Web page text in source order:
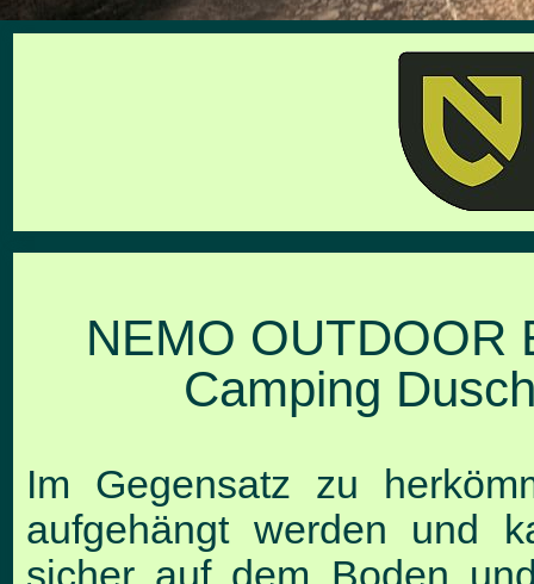
NEMO
Camping
Im Gegensatz zu
aufgehängt werden und
sicher auf dem Boden